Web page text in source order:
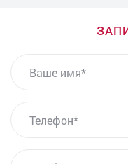
Консультация
УЗИ
PRP-терапия в